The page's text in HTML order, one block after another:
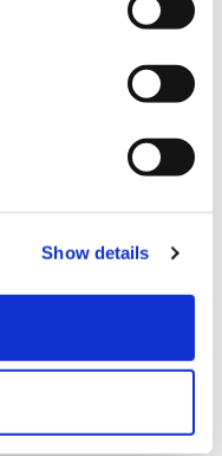
Show details
l'AI